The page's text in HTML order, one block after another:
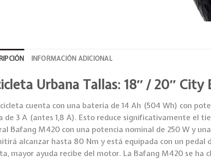
INFORMACIÓN ADICIONAL
Urbana Tallas: 18″ / 20″ City
cuenta con una batería de 14 Ah (504 Wh) con
de 3 A (antes 1,8 A). Esto reduce significativamente el
Bafang M420 con una potencia nominal de 250 W y
alcanzar hasta 80 Nm y está equipada con un
mayor ayuda recibe del motor. La Bafang M420 se